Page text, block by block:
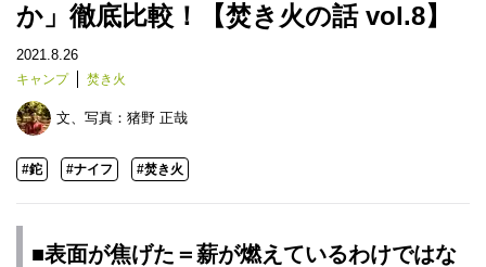
か」徹底比較！【焚き火の話 vol.8】
2021.8.26
キャンプ 焚き火
文、写真： 猪野 正哉
#鉈 #ナイフ #焚き火
■表面が焦げた＝薪が燃えているわけではな